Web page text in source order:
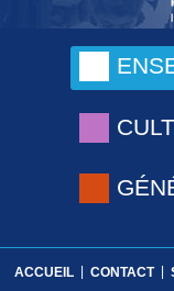
ACCUEIL | CONTACT |